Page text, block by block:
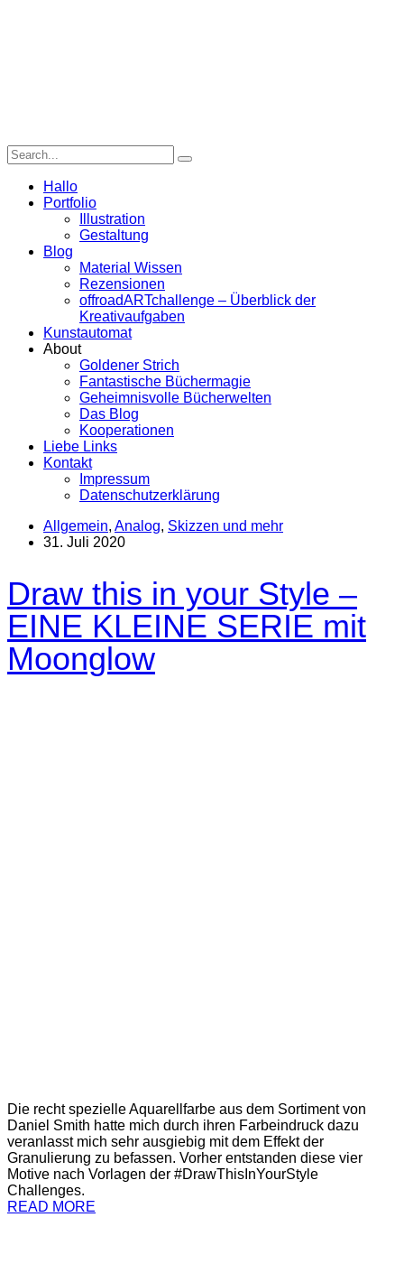
Hallo
Portfolio
Illustration
Gestaltung
Blog
Material Wissen
Rezensionen
offroadARTchallenge – Überblick der
Kreativaufgaben
Kunstautomat
About
Goldener Strich
Fantastische Büchermagie
Geheimnisvolle Bücherwelten
Das Blog
Kooperationen
Liebe Links
Kontakt
Impressum
Datenschutzerklärung
Allgemein, Analog, Skizzen und mehr
31. Juli 2020
Draw this in your Style –
EINE KLEINE SERIE mit
Moonglow
Die recht spezielle Aquarellfarbe aus dem Sortiment von
Daniel Smith hatte mich durch ihren Farbeindruck dazu
veranlasst mich sehr ausgiebig mit dem Effekt der
Granulierung zu befassen. Vorher entstanden diese vier
Motive nach Vorlagen der #DrawThisInYourStyle
Challenges.
READ MORE